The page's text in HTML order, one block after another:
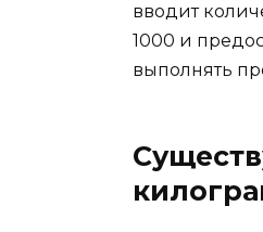
вводит
1000 и
выполнять